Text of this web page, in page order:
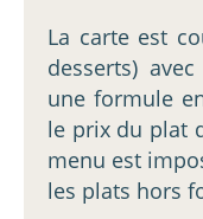
La carte est
desserts)
une formule
le prix du plat
menu est
les plats hors